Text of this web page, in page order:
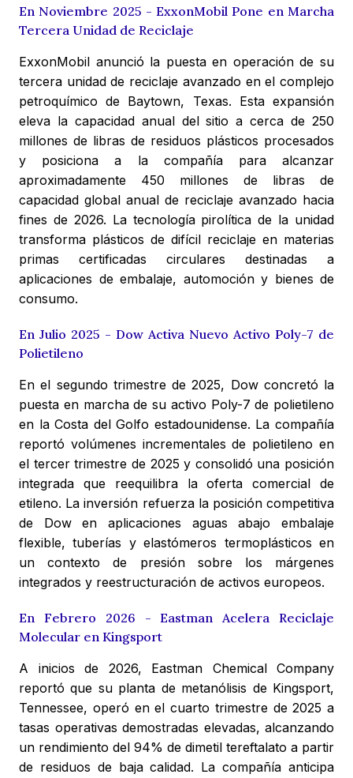
En Noviembre 2025 - ExxonMobil Pone en Marcha
Tercera Unidad de Reciclaje
ExxonMobil anunció la puesta en operación de su
tercera unidad de reciclaje avanzado en el complejo
petroquímico de Baytown, Texas. Esta expansión
eleva la capacidad anual del sitio a cerca de 250
millones de libras de residuos plásticos procesados
y posiciona a la compañía para alcanzar
aproximadamente 450 millones de libras de
capacidad global anual de reciclaje avanzado hacia
fines de 2026. La tecnología pirolítica de la unidad
transforma plásticos de difícil reciclaje en materias
primas certificadas circulares destinadas a
aplicaciones de embalaje, automoción y bienes de
consumo.
En Julio 2025 - Dow Activa Nuevo Activo Poly-7 de
Polietileno
En el segundo trimestre de 2025, Dow concretó la
puesta en marcha de su activo Poly-7 de polietileno
en la Costa del Golfo estadounidense. La compañía
reportó volúmenes incrementales de polietileno en
el tercer trimestre de 2025 y consolidó una posición
integrada que reequilibra la oferta comercial de
etileno. La inversión refuerza la posición competitiva
de Dow en aplicaciones aguas abajo embalaje
flexible, tuberías y elastómeros termoplásticos en
un contexto de presión sobre los márgenes
integrados y reestructuración de activos europeos.
En Febrero 2026 - Eastman Acelera Reciclaje
Molecular en Kingsport
A inicios de 2026, Eastman Chemical Company
reportó que su planta de metanólisis de Kingsport,
Tennessee, operó en el cuarto trimestre de 2025 a
tasas operativas demostradas elevadas, alcanzando
un rendimiento del 94% de dimetil tereftalato a partir
de residuos de baja calidad. La compañía anticipa